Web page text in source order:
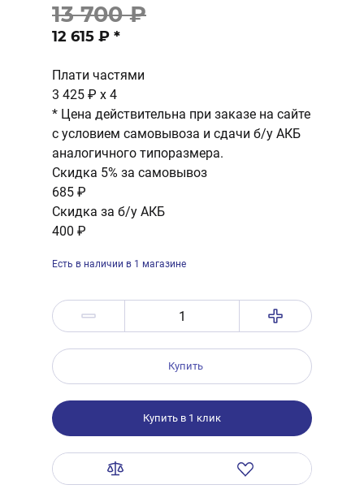
13 700 ₽
12 615 ₽ *
Плати частями
3 425 ₽ x 4
* Цена действительна при заказе на сайте
с условием самовывоза и сдачи б/у АКБ
аналогичного типоразмера.
Скидка 5% за самовывоз
685 ₽
Скидка за б/у АКБ
400 ₽
Есть в наличии в 1 магазине
Купить
Купить в 1 клик